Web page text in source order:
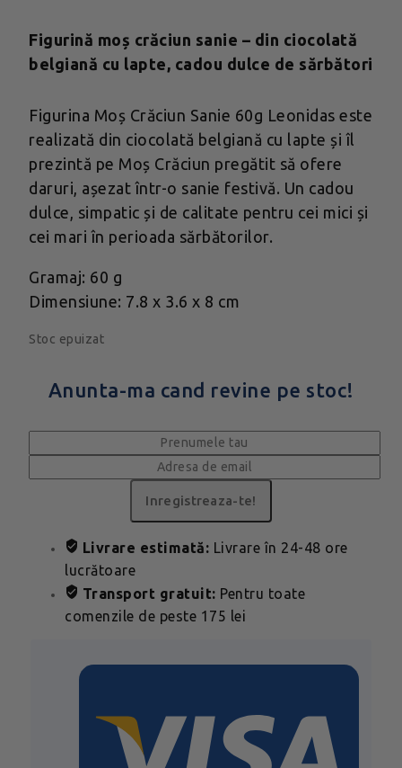
Figurină moș crăciun sanie – din ciocolată
belgiană cu lapte, cadou dulce de sărbători
Figurina Moș Crăciun Sanie 60g Leonidas este
realizată din ciocolată belgiană cu lapte și îl
prezintă pe Moș Crăciun pregătit să ofere
daruri, așezat într-o sanie festivă. Un cadou
dulce, simpatic și de calitate pentru cei mici și
cei mari în perioada sărbătorilor.
Gramaj: 60 g
Dimensiune: 7.8 x 3.6 x 8 cm
Stoc epuizat
Anunta-ma cand revine pe stoc!
Livrare estimată: Livrare în 24-48 ore
lucrătoare
Transport gratuit: Pentru toate
comenzile de peste 175 lei